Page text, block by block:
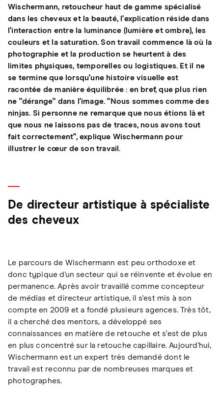
Wischermann, retoucheur haut de gamme spécialisé
dans les cheveux et la beauté, l'explication réside dans
l'interaction entre la luminance (lumière et ombre), les
couleurs et la saturation. Son travail commence là où la
photographie et la production se heurtent à des
limites physiques, temporelles ou logistiques. Et il ne
se termine que lorsqu'une histoire visuelle est
racontée de manière équilibrée : en bref, que plus rien
ne "dérange" dans l'image. "Nous sommes comme des
ninjas. Si personne ne remarque que nous étions là et
que nous ne laissons pas de traces, nous avons tout
fait correctement", explique Wischermann pour
illustrer le cœur de son travail.
De directeur artistique à spécialiste
des cheveux
Le parcours de Wischermann est peu orthodoxe et
donc typique d'un secteur qui se réinvente et évolue en
permanence. Après avoir travaillé comme concepteur
de médias et directeur artistique, il s'est mis à son
compte en 2009 et a fondé plusieurs agences. Très tôt,
il a cherché des mentors, a développé ses
connaissances en matière de retouche et s'est de plus
en plus concentré sur la retouche capillaire. Aujourd'hui,
Wischermann est un expert très demandé dont le
travail est reconnu par de nombreuses marques et
photographes.